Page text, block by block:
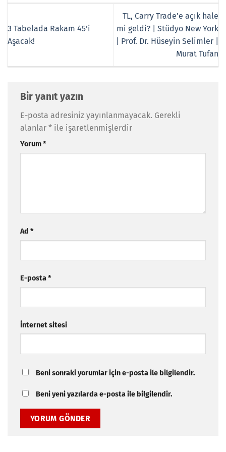
3 Tabelada Rakam 45’i
Aşacak!
TL, Carry Trade’e açık hale
mi geldi? | Stüdyo New York
| Prof. Dr. Hüseyin Selimler |
Murat Tufan
Bir yanıt yazın
E-posta adresiniz yayınlanmayacak. Gerekli
alanlar * ile işaretlenmişlerdir
Yorum*
Ad *
E-posta*
İnternet sitesi
Beni sonraki yorumlar için e-posta ile bilgilendir.
Beni yeni yazılarda e-posta ile bilgilendir.